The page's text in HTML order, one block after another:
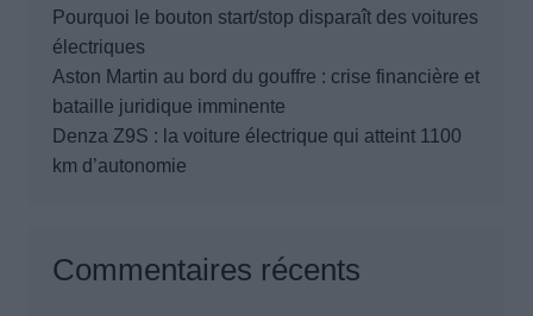
Pourquoi le bouton start/stop disparaît des voitures
électriques
Aston Martin au bord du gouffre : crise financière et
bataille juridique imminente
Denza Z9S : la voiture électrique qui atteint 1100
km d’autonomie
Commentaires récents